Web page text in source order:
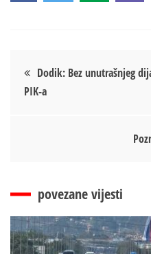
Кретање
чланка
Dodik: Bez unutrašnjeg
PIK-a
povezane vijesti